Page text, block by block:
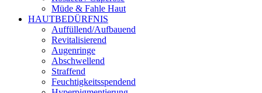
Müde & Fahle Haut
HAUTBEDÜRFNIS
Auffüllend/Aufbauend
Revitalisierend
Augenringe
Abschwellend
Straffend
Feuchtigkeitsspendend